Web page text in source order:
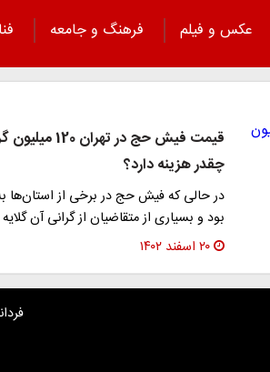
عکس و فیلم فرهنگ و جامعه
قیمت فیش حج در
چقدر هزینه دارد؟
بود و بسیاری از متقاضیان از گرانی آن
۲۰ اسفند ۱۴۰۲